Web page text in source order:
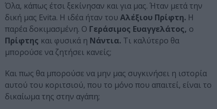
Όλα, κάπως έτσι ξεκίνησαν και για μας. Ήταν μετά την
δική μας Evita. Η ιδέα ήταν του Αλέξιου Πρίφτη. Η
παρέα δοκιμασμένη. Ο Γεράσιμος Ευαγγελάτος, ο
Πρίφτης και φυσικά η Νάντια. Τι καλύτερο θα
μπορούσε να ζητήσει κανείς;
Και πως θα μπορούσε να μην μας συγκινήσει η ιστορία
αυτού του κοριτσιού, που το μόνο που απαιτεί, είναι το
δικαίωμα της στην αγάπη;